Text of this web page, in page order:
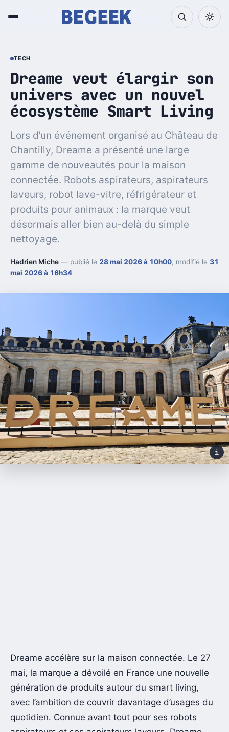
TECH
Dreame veut élargir son
univers avec un nouvel
écosystème Smart Living
Lors d’un événement organisé au Château de
Chantilly, Dreame a présenté une large
gamme de nouveautés pour la maison
connectée. Robots aspirateurs, aspirateurs
laveurs, robot lave-vitre, réfrigérateur et
produits pour animaux : la marque veut
désormais aller bien au-delà du simple
nettoyage.
Hadrien Miche — publié le 28 mai 2026 à 10h00, modifié le 31
mai 2026 à 16h34
i
Dreame accélère sur la maison connectée. Le 27
mai, la marque a dévoilé en France une nouvelle
génération de produits autour du smart living,
avec l’ambition de couvrir davantage d’usages du
quotidien. Connue avant tout pour ses robots